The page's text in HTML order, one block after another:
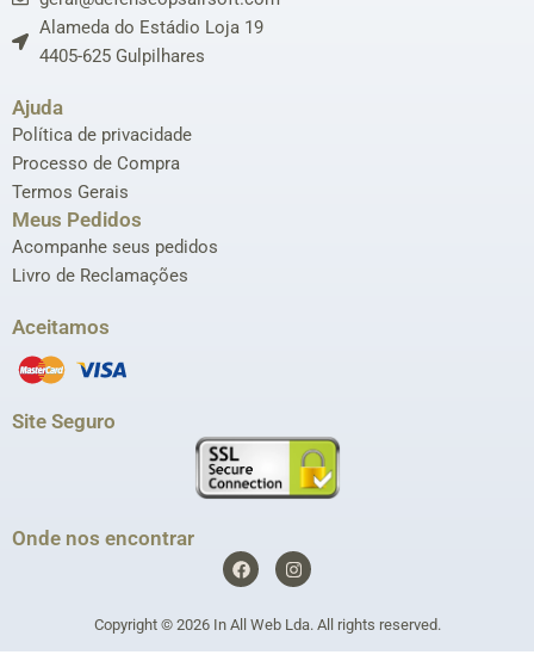
Alameda do Estádio Loja 19
4405-625 Gulpilhares
Ajuda
Política de privacidade
Processo de Compra
Termos Gerais
Meus Pedidos
Acompanhe seus pedidos
Livro de Reclamações
Aceitamos
Site Seguro
Onde nos encontrar
F
a
c
e
b
o
I
n
s
a
g
Copyright © 2026 In All Web Lda. All rights reserved.